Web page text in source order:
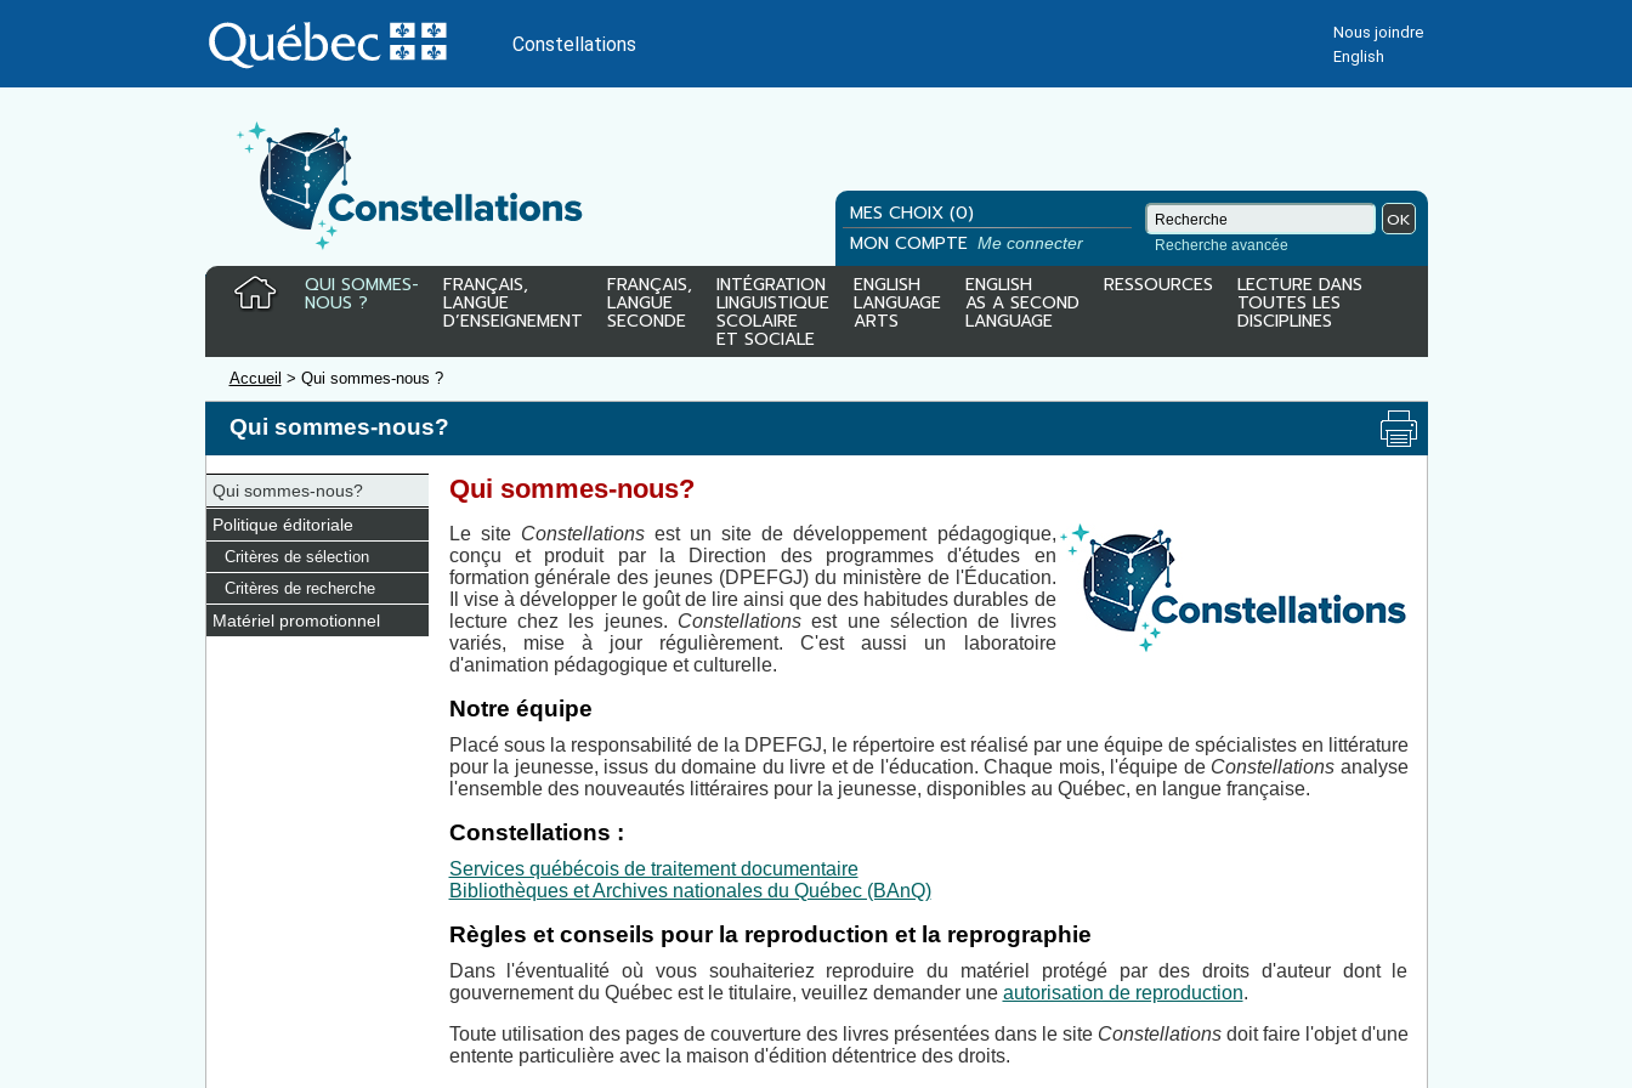
au
contenu
Constellations
Nous joindre
English
MES CHOIX (0)
MON COMPTEMe connecter
OK
Recherche avancée
QUI SOMMES-
NOUS ?
FRANÇAIS,
LANGUE
D’ENSEIGNEMENT
FRANÇAIS,
LANGUE
SECONDE
INTÉGRATION
LINGUISTIQUE
SCOLAIRE
ET SOCIALE
ENGLISH
LANGUAGE
ARTS
ENGLISH
AS A SECOND
LANGUAGE
RESSOURCES LECTURE DANS
TOUTES LES
DISCIPLINES
Accueil > Qui sommes-nous ?
Qui sommes-nous?
Qui sommes-nous?
Le site Constellationsest un site de développement pédagogique,
conçu et produit par la Direction des programmes d'études en
formation générale des jeunes (DPEFGJ) du ministère de l'Éducation.
Il vise à développer le goût de lire ainsi que des habitudes durables de
lecture chez les jeunes. Constellationsest une sélection de livres
variés, mise à jour régulièrement. C'est aussi un laboratoire
d'animation pédagogique et culturelle.
Notre équipe
Placé sous la responsabilité de la DPEFGJ, le répertoire est réalisé par une équipe de spécialistes en littérature
pour la jeunesse, issus du domaine du livre et de l'éducation. Chaque mois, l'équipe de Constellations analyse
l'ensemble des nouveautés littéraires pour la jeunesse, disponibles au Québec, en langue française.
Constellations :
Services québécois de traitement documentaire
Bibliothèques et Archives nationales du Québec (BAnQ)
Règles et conseils pour la reproduction et la reprographie
Dans l'éventualité où vous souhaiteriez reproduire du matériel protégé par des droits d'auteur dont le
gouvernement du Québec est le titulaire, veuillez demander une autorisation de reproduction.
Toute utilisation des pages de couverture des livres présentées dans le site Constellationsdoit faire l'objet d'une
entente particulière avec la maison d'édition détentrice des droits.
Qui sommes-nous?
Politique éditoriale
Critères de sélection
Critères de recherche
Matériel promotionnel